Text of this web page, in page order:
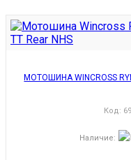
МОТОШИНА WINCROSS
Код:
Наличие: